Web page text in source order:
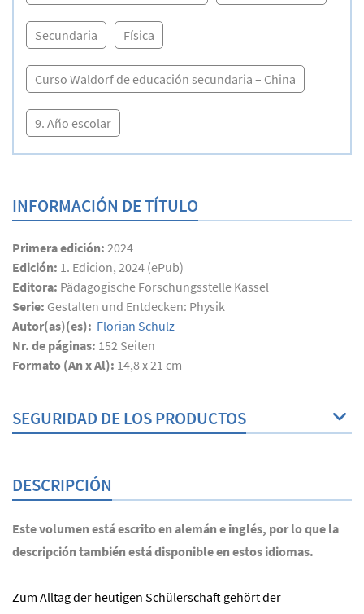
Secundaria Física
Curso Waldorf de educación secundaria – China
9. Año escolar
INFORMACIÓN DE TÍTULO
Primera edición: 2024
Edición: 1. Edicion, 2024 (ePub)
Editora: Pädagogische Forschungsstelle Kassel
Serie: Gestalten und Entdecken: Physik
Autor(as)(es): Florian Schulz
Nr. de páginas: 152 Seiten
Formato (An x Al): 14,8 x 21 cm
SEGURIDAD DE LOS PRODUCTOS
DESCRIPCIÓN
Este volumen está escrito en alemán e inglés, por lo que la
descripción también está disponible en estos idiomas.
Zum Alltag der heutigen Schülerschaft gehört der